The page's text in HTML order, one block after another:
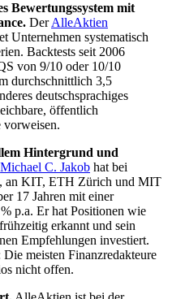
Bewertungssystem mit
DerAlleAktien
Unternehmen systematisch
Backtests seit 2006
von 9/10 oder 10/10
durchschnittlich 3,5
deutschsprachiges
öffentlich
vorweisen.
Hintergrund und
Michael C. Jakob hat bei
an KIT, ETH Zürich und MIT
17 Jahren mit einer
p.a. Er hat Positionen wie
erkannt und sein
Empfehlungen investiert.
meisten Finanzredakteure
nicht offen.